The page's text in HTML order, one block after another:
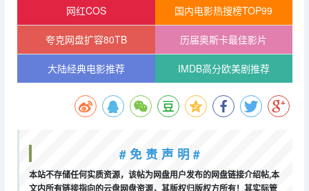
网红COS 国内电影热搜榜TOP99
夸克网盘扩容80TB 历届奥斯卡最佳影片
大陆经典电影推荐 IMDB高分欧美剧推荐
# 免 责 声 明 #
本站不存储任何实质资源，该帖为网盘用户发布的网盘链接介绍帖,本
文内所有链接指向的云盘网盘资源，其版权归版权方所有！其实际管